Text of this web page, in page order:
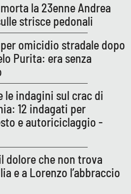
la 23enne Andrea
strisce pedonali
omicidio stradale dopo
Purita: era senza
le indagini sul crac di
12 indagati per
e autoriciclaggio -
dolore che non trova
e a Lorenzo l’abbraccio